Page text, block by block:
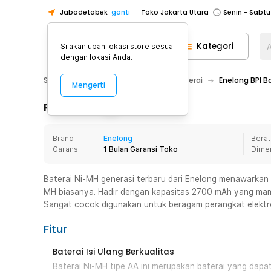
Jabodetabek ganti Toko Jakarta Utara
Toko Tangerang
Toko Cikupa
Pick n Go Jakarta Barat
Senin -
Pick n Go Bekasi
Senin - Jumat
Senin - Jumat
Senin -
Senin -
Toko Tangerang
Toko Cikupa
Pick n Go Jakarta Barat
Senin -
Senin - Jumat
Pick n Go Depok
Kategori
Sport & Outdoor Baterai Enelong BPI
Rincian Produk
Brand
Enelong
Garansi
1 Bulan Garansi Toko
Baterai Ni-MH generasi terbaru dari Enelong
MH biasanya. Hadir dengan kapasitas 2700 mAh yang
Sangat cocok digunakan untuk beragam perangkat
Fitur
Baterai Isi Ulang Berkualitas
Baterai Ni-MH tipe AA ini merupakan baterai yang
Silakan ubah lokasi store sesuai
dengan lokasi Anda.
Mengerti